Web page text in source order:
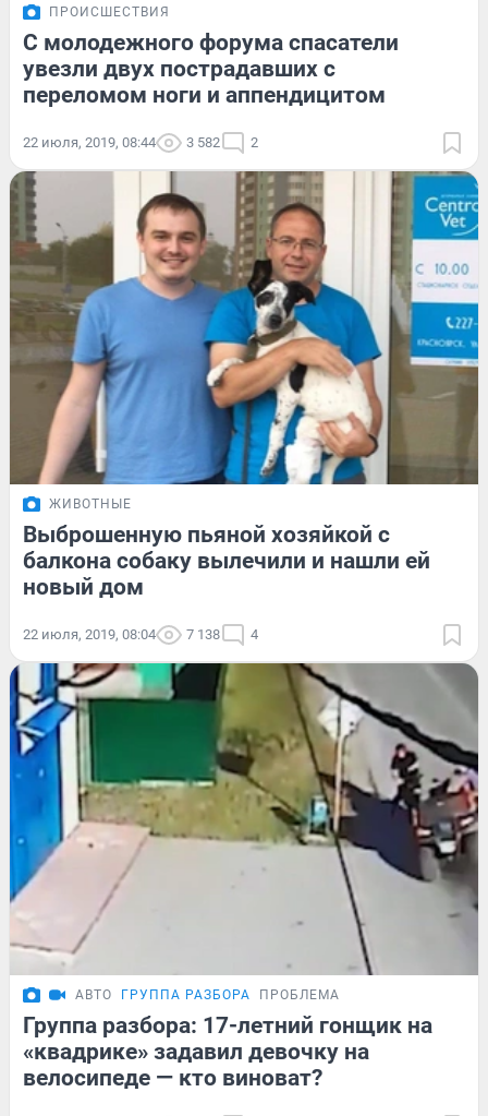
ПРОИСШЕСТВИЯ
С молодежного форума спасатели
увезли двух пострадавших с
переломом ноги и аппендицитом
22 июля, 2019, 08:44 3 582 2
ЖИВОТНЫЕ
Выброшенную пьяной хозяйкой с
балкона собаку вылечили и нашли ей
новый дом
22 июля, 2019, 08:04 7 138 4
АВТО ГРУППА РАЗБОРА ПРОБЛЕМА
Группа разбора: 17-летний гонщик на
«квадрике» задавил девочку на
велосипеде — кто виноват?